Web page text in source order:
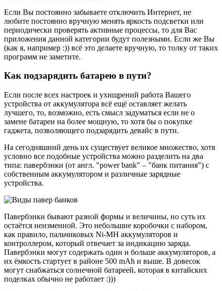
Если Вы постоянно забываете отключить Интернет, не
любите постоянно вручную менять яркость подсветки или
периодически проверять активные процессы, то для Вас
приложения данной категории будут полезными. Если же Вы
(как я, например :)) всё это делаете вручную, то толку от таких
программ не заметите.
Как подзарядить батарею в пути?
Если после всех настроек и ухищрений работа Вашего
устройства от аккумулятора всё ещё оставляет желать
лучшего, то, возможно, есть смысл задуматься если не о
замене батареи на более мощную, то хотя бы о покупке
гаджета, позволяющего подзарядить девайс в пути.
На сегодняшний день их существует великое множество, хотя
условно все подобные устройства можно разделить на два
типа: павербэнки (от англ. "power bank" – "банк питания") с
собственным аккумулятором и различные зарядные
устройства.
Павербэнки бывают разной формы и величины, но суть их
остаётся неизменной. Это небольшие коробочки с набором,
как правило, пальчиковых Ni-MH аккумуляторов и
контроллером, который отвечает за индикацию заряда.
Павербэнки могут содержать один и больше аккумуляторов, а
их ёмкость стартует в районе 500 mAh и выше. В довесок
могут снабжаться солнечной батареей, которая в китайских
поделках обычно не работает :)))